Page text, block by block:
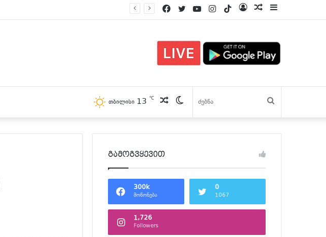
პოსტები
Log
TikTok
Instagram
YouTube
Twitter
Facebook
Switch
skin
პოსტები
თბილისი 13 ℃
გამოგვყევით
300k
მოწონება
0
1067
1,726
Followers